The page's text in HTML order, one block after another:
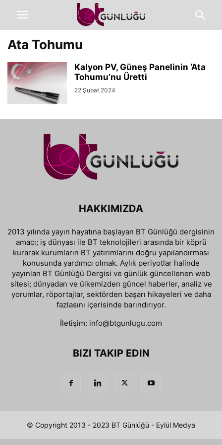
Ata Tohumu
Kalyon PV, Güneş Panelinin ‘Ata
Tohumu’nu Üretti
22 Şubat 2024
HAKKIMIZDA
2013 yılında yayın hayatına başlayan BT Günlüğü dergisinin
amacı; iş dünyası ile BT teknolojileri arasında bir köprü
kurarak kurumların BT yatırımlarını doğru yapılandırması
konusunda yardımcı olmak. Aylık periyotlar halinde
yayınlan BT Günlüğü Dergisi ve günlük güncellenen web
sitesi; dünyadan ve ülkemizden güncel haberler, analiz ve
yorumlar, röportajlar, sektörden başarı hikayeleri ve daha
fazlasını içerisinde barındırıyor.
İletişim: info@btgunlugu.com
BIZI TAKIP EDIN
© Copyright 2013 - 2023 BT Günlüğü - Eylül Medya